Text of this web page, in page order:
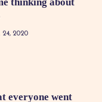
24, 2020
everyone went